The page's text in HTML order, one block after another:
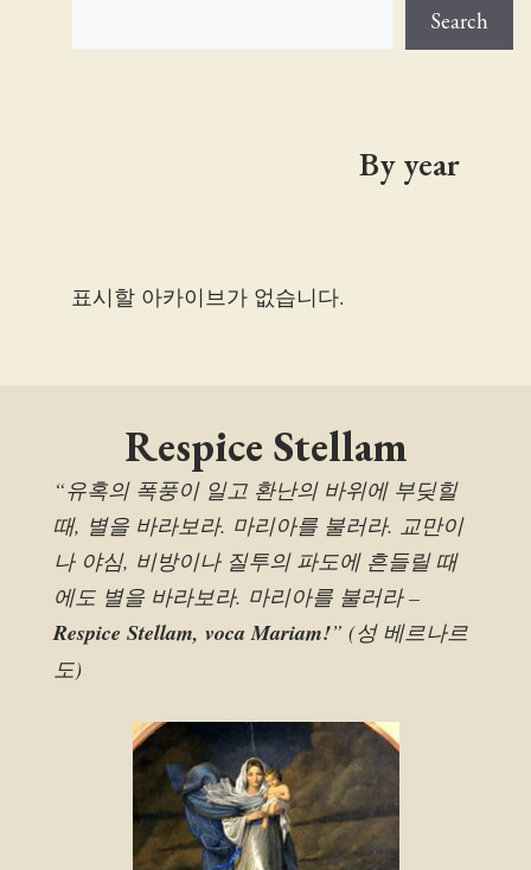
Search
By year
표시할 아카이브가 없습니다.
Respice Stellam
“유혹의 폭풍이 일고 환난의 바위에 부딪힐
때, 별을 바라보라. 마리아를 불러라. 교만이
나 야심, 비방이나 질투의 파도에 흔들릴 때
에도 별을 바라보라. 마리아를 불러라 –
Respice Stellam, voca Mariam!” (성 베르나르
도)